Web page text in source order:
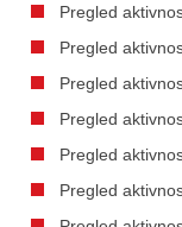
Pregled
Pregled
Pregled
Pregled
Pregled
Pregled